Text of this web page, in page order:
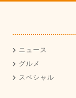
ニュース
グルメ
スペシャル